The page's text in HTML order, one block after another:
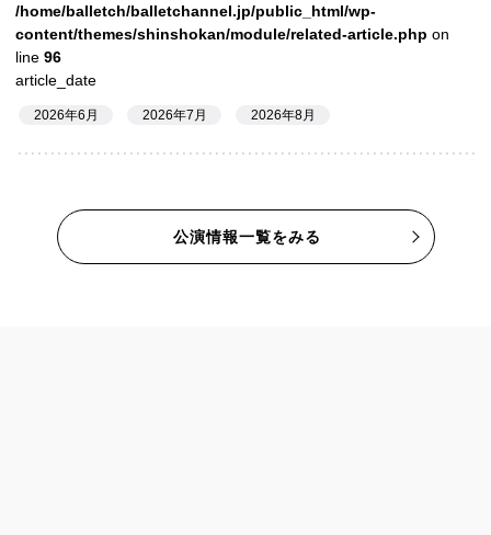
/home/balletch/balletchannel.jp/public_html/wp-
content/themes/shinshokan/module/related-article.php on
line 96
article_date
2026年6月 2026年7月 2026年8月
公演情報一覧をみる